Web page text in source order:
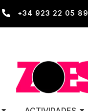
+34 923 22 05 89